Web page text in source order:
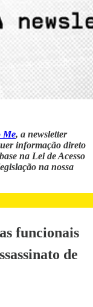
Me, a newsletter
informação direto
na Lei de Acesso
na nossa
funcionais
de